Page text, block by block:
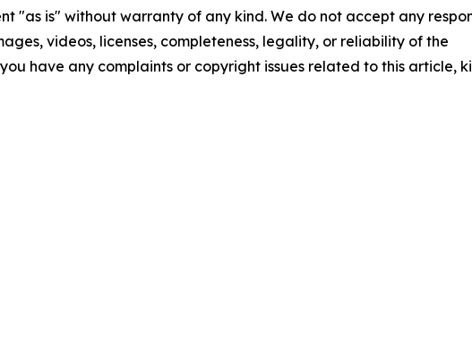
"as is" without warranty of any kind. We do not accept any
videos, licenses, completeness, legality, or reliability of the
have any complaints or copyright issues related to this article,